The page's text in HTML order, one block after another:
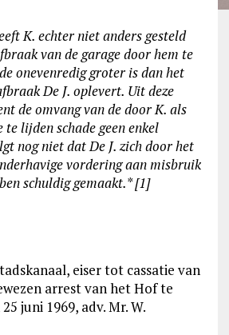
K. echter niet anders gesteld
van de garage door hem te
onevenredig groter is dan het
De J. oplevert. Uit deze
de omvang van de door K. als
lijden schade geen enkel
nog niet dat De J. zich door het
vordering aan misbruik
schuldig gemaakt.* [1]
eiser tot cassatie van
arrest van het Hof te
juni 1969, adv. Mr. W.